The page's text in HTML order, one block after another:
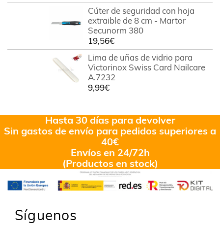
Cúter de seguridad con hoja
extraible de 8 cm - Martor
Secunorm 380
19,56€
Lima de uñas de vidrio para
Victorinox Swiss Card Nailcare
A.7232
9,99€
Hasta 30 días para devolver
Sin gastos de envío para pedidos superiores a
40€
Envíos en 24/72h
(Productos en stock)
Síguenos